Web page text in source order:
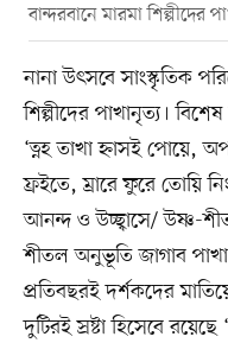
বান্দরবানে মারমা শিল্পীদের
নানা উৎসবে সাংস্কৃতিক
শিল্পীদের পাখানৃত্য।
‘ত্নহ তাখা হ্নাসই পোয়ে,
ফ্রইতে, ম্রারে ফুরে তোয়ি
আনন্দ ও উচ্ছ্বাসে/ উষ্ণ-
শীতল অনুভূতি জাগাব পাখা
প্রতিবছরই দর্শকদের
দুটিরই স্রষ্টা হিসেবে